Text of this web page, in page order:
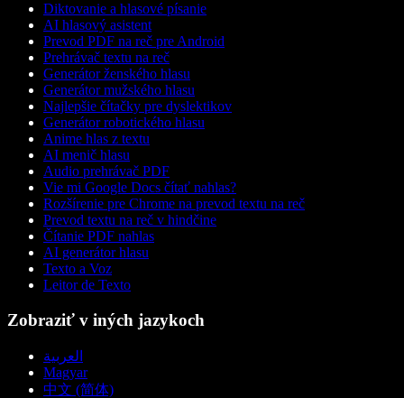
Diktovanie a hlasové písanie
AI hlasový asistent
Prevod PDF na reč pre Android
Prehrávač textu na reč
Generátor ženského hlasu
Generátor mužského hlasu
Najlepšie čítačky pre dyslektikov
Generátor robotického hlasu
Anime hlas z textu
AI menič hlasu
Audio prehrávač PDF
Vie mi Google Docs čítať nahlas?
Rozšírenie pre Chrome na prevod textu na reč
Prevod textu na reč v hindčine
Čítanie PDF nahlas
AI generátor hlasu
Texto a Voz
Leitor de Texto
Zobraziť v iných jazykoch
العربية
Magyar
中文 (简体)